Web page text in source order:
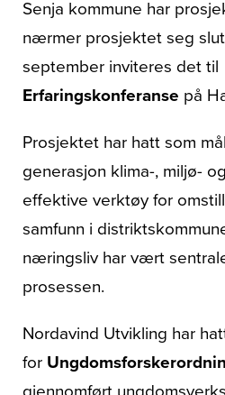
Senja kommune har
nærmer prosjektet seg
september inviteres det til
Erfaringskonferanse på
Prosjektet har hatt som
generasjon klima-, miljø-
effektive verktøy for
samfunn i
næringsliv har vært
prosessen.
Nordavind Utvikling har
for
gjennomført